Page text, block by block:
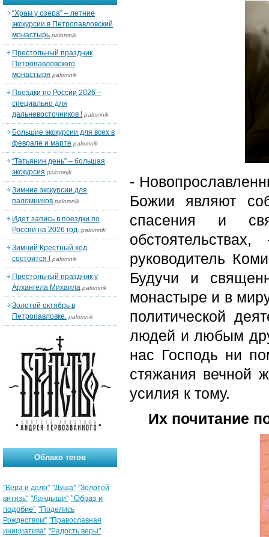
-
Божии являют
спасения и
руководитель
Будучи и
монастыре и в
политической
людей и любым
нас Господь ни
стяжания вечной
усилия к тому.
Их почитание
“Храм у озера” – летние
экскурсии в Петропавловский
монастырь palomnik
Престольный праздник
Петропавловского
монастыря palomnik
Поездки по России 2026 –
специально для
дальневосточников ! palomnik
Большие экскурсии для всех в
феврале и марте palomnik
“Татьянин день” – большая
экскурсия palomnik
Зимние экскурсии для
паломников palomnik
Идет запись в поездки по
России на 2026 год. palomnik
Зимний Крестный ход
состоится ! palomnik
Престольный праздник у
Архангела Михаила palomnik
Золотой октябрь в
Петропавловке. palomnik
Облако тегов
"Вера и дело" "Душа" "Золотой
витязь" "Ландыши" "Образ и
подобие" "Поделись
Рождеством" "Православная
инициатива" "Радость веры"